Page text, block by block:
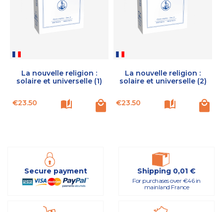
La nouvelle religion :
solaire et universelle (1)
Price
€23.50
La nouvelle religion :
solaire et universelle (2)
Price
€23.50
Secure payment Shipping 0,01 €
For purchases over €46 in
mainland France